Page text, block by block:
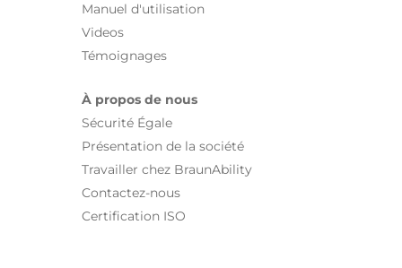
Manuel d'utilisation
Videos
Témoignages
À propos de nous
Sécurité Égale
Présentation de la société
Travailler chez BraunAbility
Contactez-nous
Certification ISO